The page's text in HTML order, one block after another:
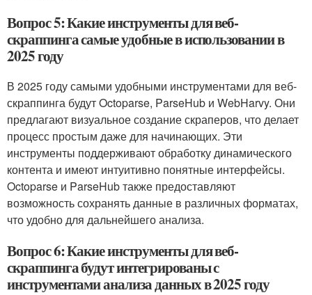
Вопрос 5: Какие инструменты для веб-
скраппинга самые удобные в использовании в
2025 году
В 2025 году самыми удобными инструментами для веб-
скраппинга будут Octoparse, ParseHub и WebHarvy. Они
предлагают визуальное создание скраперов, что делает
процесс простым даже для начинающих. Эти
инструменты поддерживают обработку динамического
контента и имеют интуитивно понятные интерфейсы.
Octoparse и ParseHub также предоставляют
возможность сохранять данные в различных форматах,
что удобно для дальнейшего анализа.
Вопрос 6: Какие инструменты для веб-
скраппинга будут интегрированы с
инструментами анализа данных в 2025 году